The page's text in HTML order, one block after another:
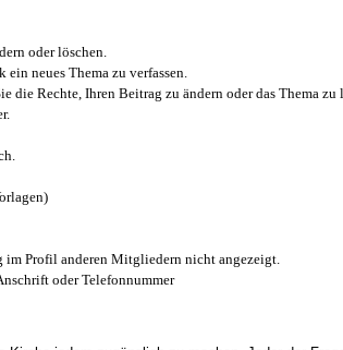
oder löschen.
neues Thema zu verfassen.
die Rechte, Ihren Beitrag zu ändern oder das Thema zu
Profil anderen Mitgliedern nicht angezeigt.
oder Telefonnummer